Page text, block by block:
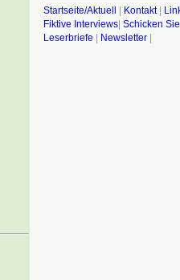
Startseite/Aktuell Kontakt|
Fiktive Interviews| Schicken
Leserbriefe
Newsletter|